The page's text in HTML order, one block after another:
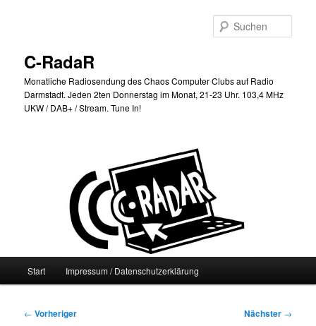
C-RadaR
Monatliche Radiosendung des Chaos Computer Clubs auf Radio
Darmstadt. Jeden 2ten Donnerstag im Monat, 21-23 Uhr. 103,4 MHz
UKW / DAB+ / Stream. Tune In!
Start Impressum / Datenschutzerklärung
Beitragsnavigation
← Vorheriger Nächster →